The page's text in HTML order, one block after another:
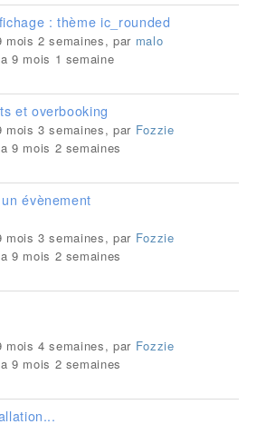
: thème ic_rounded
2 semaines, par malo
9 mois 1 semaine
et overbooking
3 semaines, par Fozzie
9 mois 2 semaines
évènement
3 semaines, par Fozzie
9 mois 2 semaines
4 semaines, par Fozzie
9 mois 2 semaines